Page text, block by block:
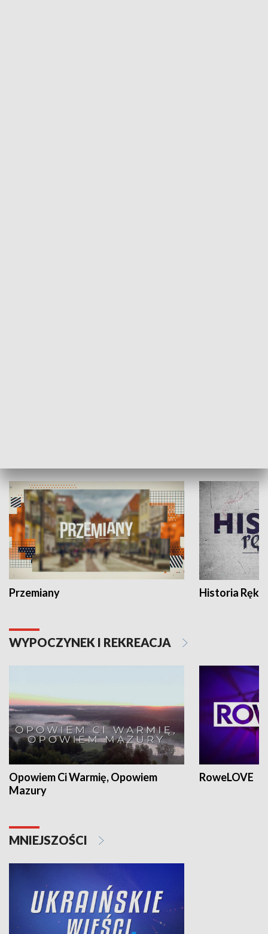
Przemiany Historia Ręką
WYPOCZYNEK I REKREACJA
Opowiem Ci Warmię, Opowiem
Mazury
RoweLOVE
MNIEJSZOŚCI